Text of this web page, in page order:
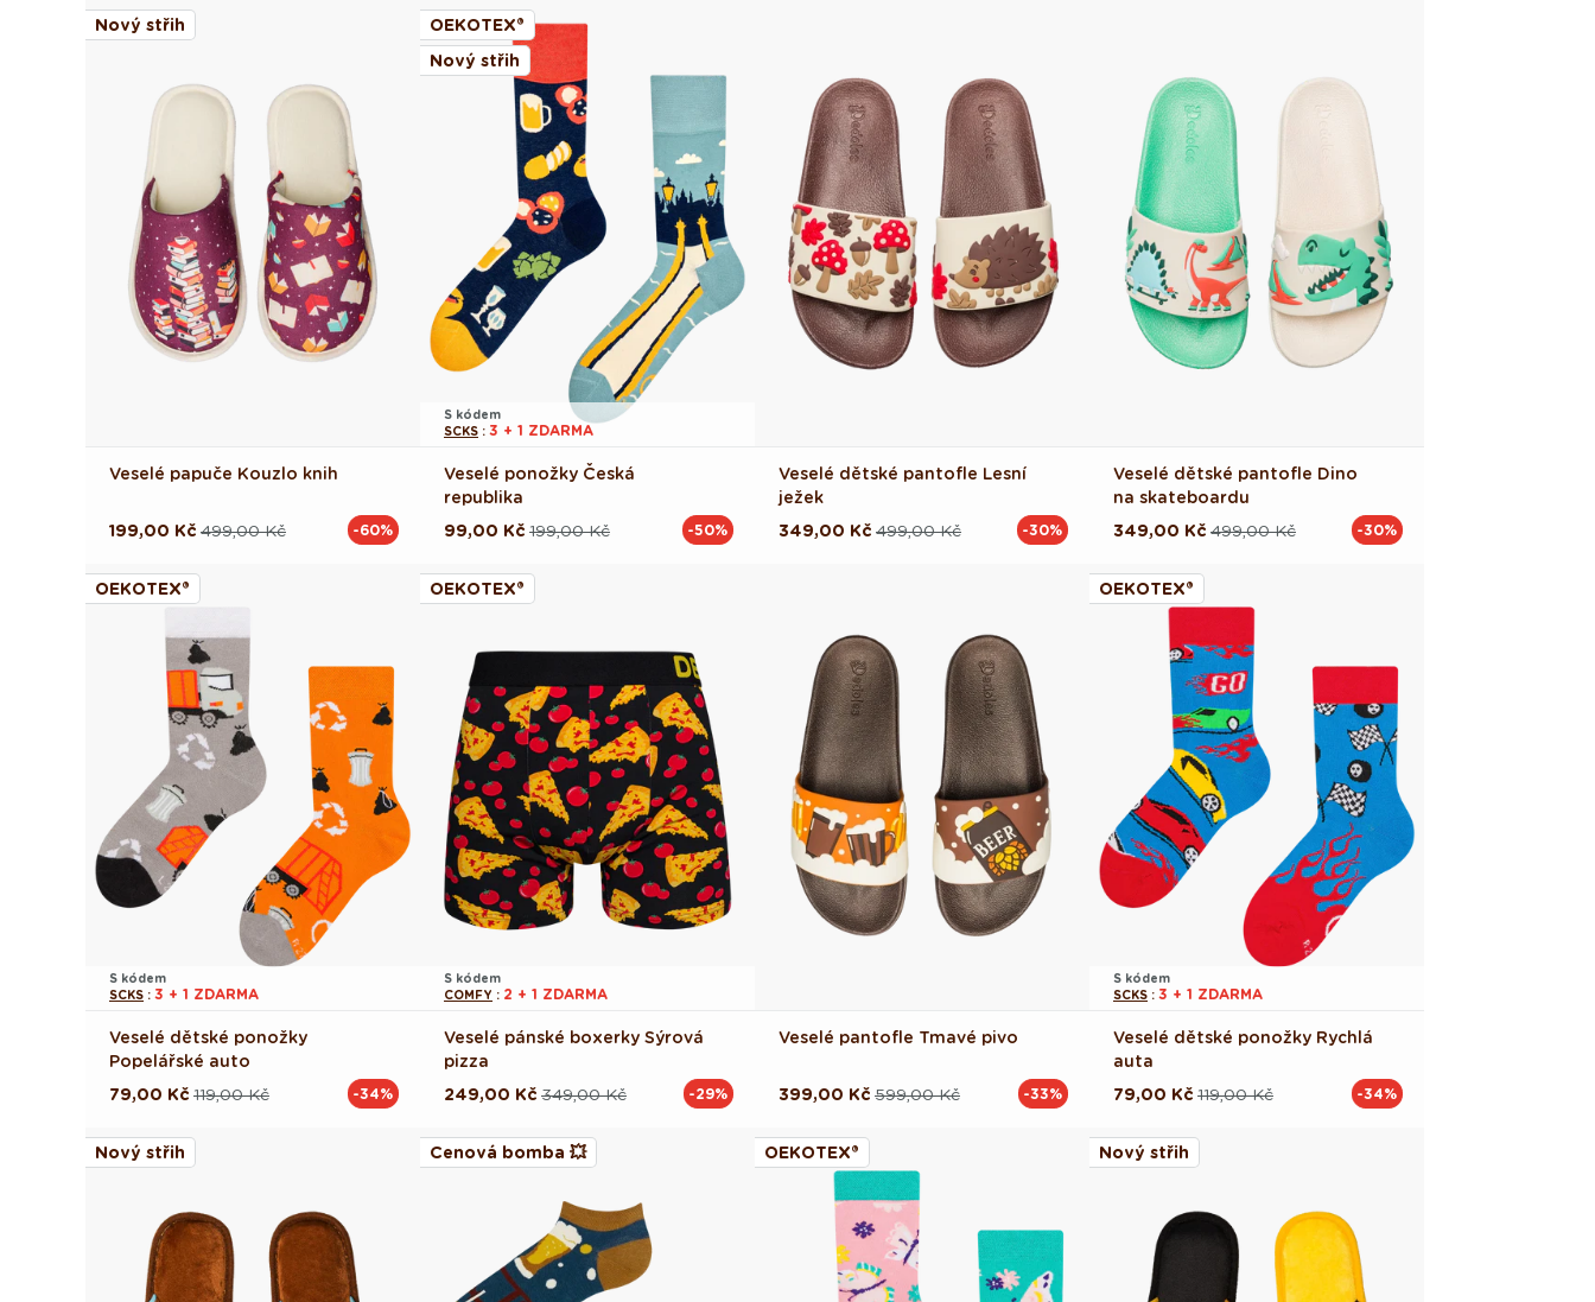
Nový střih
Veselé papuče Kouzlo knih
Běžná
499,00 Kč
Výprodejová
199,00 Kč -60%
OEKOTEX®
Nový střih
S kódem
SCKS : 3 + 1 ZDARMA
Veselé ponožky Česká
republika
Běžná
199,00 Kč
Výprodejová
99,00 Kč -50%
Veselé dětské pantofle Lesní
ježek
Běžná
499,00 Kč
Výprodejová
349,00 Kč -30%
Veselé dětské pantofle Dino
na skateboardu
Běžná
499,00 Kč
Výprodejová
349,00 Kč -30%
OEKOTEX®
S kódem
SCKS : 3 + 1 ZDARMA
Veselé dětské ponožky
Popelářské auto
Běžná
119,00 Kč
Výprodejová
79,00 Kč -34%
OEKOTEX®
S kódem
COMFY : 2 + 1 ZDARMA
Veselé pánské boxerky Sýrová
pizza
Běžná
349,00 Kč
Výprodejová
249,00 Kč -29%
Veselé pantofle Tmavé pivo
Běžná
599,00 Kč
Výprodejová
399,00 Kč -33%
OEKOTEX®
S kódem
SCKS : 3 + 1 ZDARMA
Veselé dětské ponožky Rychlá
auta
Běžná
119,00 Kč
Výprodejová
79,00 Kč -34%
Nový střih Cenová bomba 💥 OEKOTEX® Nový střih